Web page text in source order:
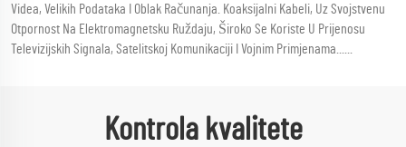
Videa, Velikih Podataka I Oblak Računanja. Koaksijalni Kabeli, Uz Svojstvenu
Otpornost Na Elektromagnetsku Ruždaju, Široko Se Koriste U Prijenosu
Televizijskih Signala, Satelitskoj Komunikaciji I Vojnim Primjenama......
Kontrola kvalitete